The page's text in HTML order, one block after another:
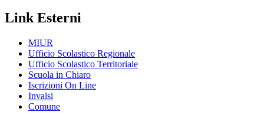
Link Esterni
MIUR
Ufficio Scolastico Regionale
Ufficio Scolastico Territoriale
Scuola in Chiaro
Iscrizioni On Line
Invalsi
Comune